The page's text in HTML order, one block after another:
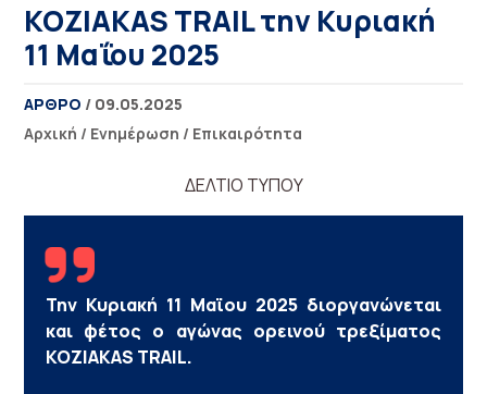
KOZIAKAS TRAIL την Κυριακή
11 Μαΐου 2025
ΑΡΘΡΟ / 09.05.2025
Αρχική / Ενημέρωση / Επικαιρότητα
ΔΕΛΤΙΟ ΤΥΠΟΥ
Την Κυριακή 11 Μαϊου 2025 διοργανώνεται
και φέτος ο αγώνας ορεινού τρεξίματος
KOZIAKAS TRAIL.